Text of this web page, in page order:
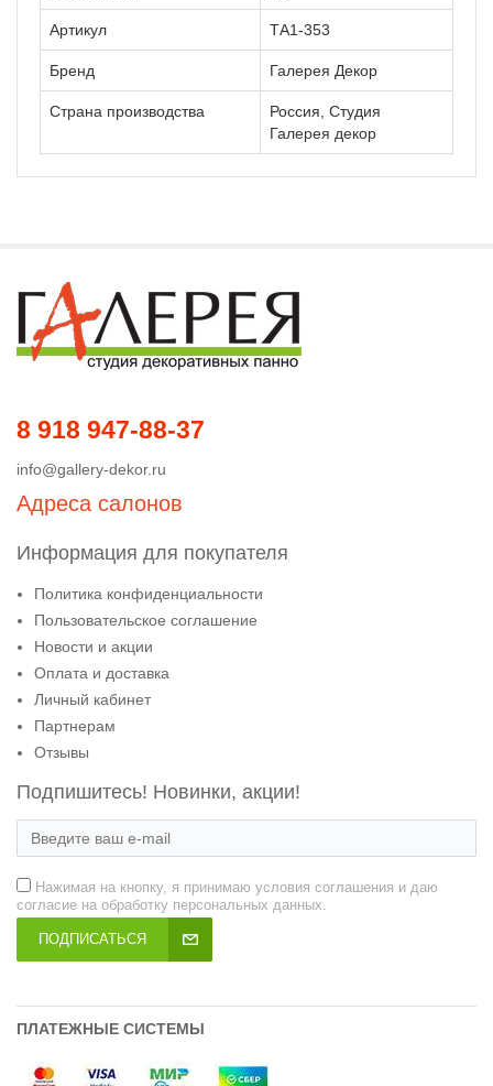
Артикул ТА1-353
Бренд Галерея Декор
Страна производства
Россия, Студия
Галерея декор
8 918 947-88-37
info@gallery-dekor.ru
Адреса салонов
Информация для покупателя
Политика конфиденциальности
Пользовательское соглашение
Новости и акции
Оплата и доставка
Личный кабинет
Партнерам
Отзывы
Подпишитесь! Новинки, акции!
Нажимая на кнопку, я принимаю условия соглашения и даю
согласие на обработку персональных данных.
ПОДПИСАТЬСЯ
ПЛАТЕЖНЫЕ СИСТЕМЫ